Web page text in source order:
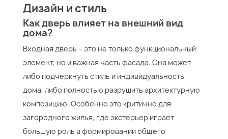
Дизайн и стиль
Как дверь влияет на внешний вид
дома?
Входная дверь – это не только функциональный
элемент, но и важная часть фасада. Она может
либо подчеркнуть стиль и индивидуальность
дома, либо полностью разрушить архитектурную
композицию. Особенно это критично для
загородного жилья, где экстерьер играет
большую роль в формировании общего